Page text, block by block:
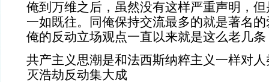
俺到万维之后，虽然没有这样严重声明，
一如既往。同俺保持交流最多的就是著名
俺的反动立场观点一直以来就是这么老几条
共产主义思潮是和法西斯纳粹主义一样对
灭浩劫反动集大成